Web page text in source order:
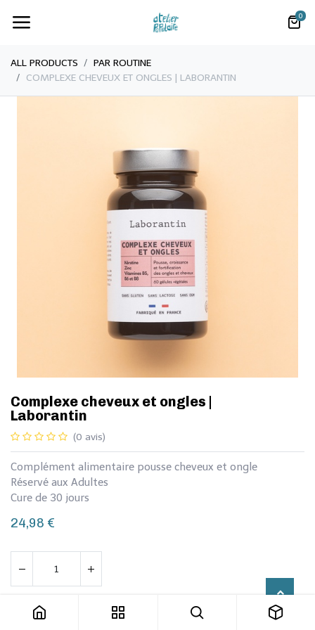
0
ALL PRODUCTS
PAR ROUTINE
COMPLEXE CHEVEUX ET ONGLES | LABORANTIN
Complexe cheveux et ongles |
Laborantin
(0 avis)
Complément alimentaire pousse cheveux et ongle
Réservé aux Adultes
Cure de 30 jours
24,98 €
Ajouter au panier